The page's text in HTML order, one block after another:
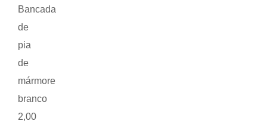
Bancada
de
pia
de
mármore
branco
2,00